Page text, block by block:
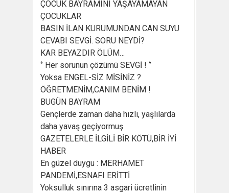
ÇOCUK BAYRAMINI YAŞAYAMAYAN
ÇOCUKLAR
BASIN İLAN KURUMUNDAN CAN SUYU
CEVABI SEVGİ. SORU NEYDİ?
KAR BEYAZDIR ÖLÜM…
‘’ Her sorunun çözümü SEVGİ ! ‘’
Yoksa ENGEL-SİZ MİSİNİZ ?
ÖĞRETMENİM,CANIM BENİM !
BUGÜN BAYRAM
Gençlerde zaman daha hızlı, yaşlılarda
daha yavaş geçiyormuş
GAZETELERLE İLGİLİ BİR KÖTÜ,BİR İYİ
HABER
En güzel duygu : MERHAMET
PANDEMİ,ESNAFI ERİTTİ
Yoksulluk sınırına 3 asgari ücretlinin